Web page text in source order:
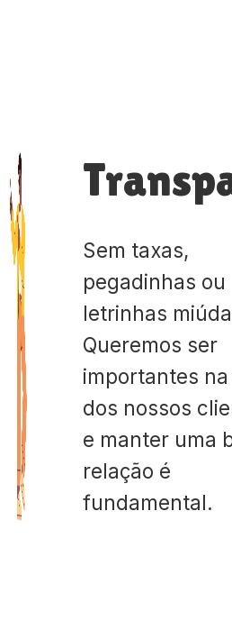
Sem taxas,
pegadinhas ou
letrinhas
Queremos ser
importantes na
dos nossos
e manter uma
relação é
fundamental.